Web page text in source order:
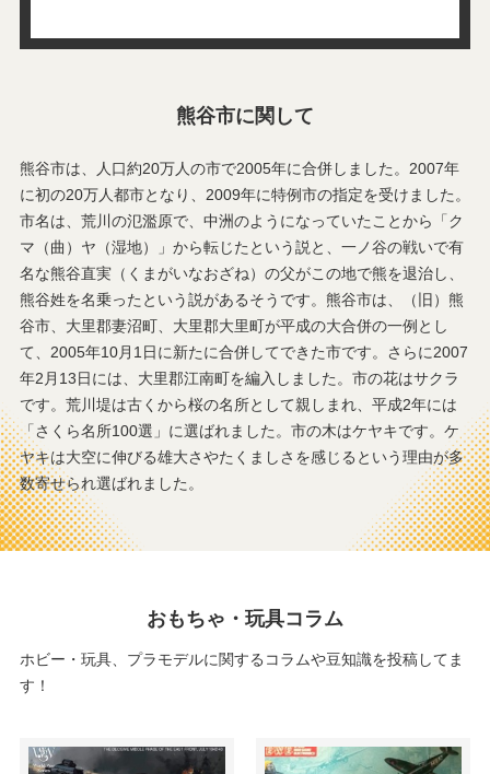
熊谷市に関して
熊谷市は、人口約20万人の市で2005年に合併しました。2007年
に初の20万人都市となり、2009年に特例市の指定を受けました。
市名は、荒川の氾濫原で、中洲のようになっていたことから「ク
マ（曲）ヤ（湿地）」から転じたという説と、一ノ谷の戦いで有
名な熊谷直実（くまがいなおざね）の父がこの地で熊を退治し、
熊谷姓を名乗ったという説があるそうです。熊谷市は、（旧）熊
谷市、大里郡妻沼町、大里郡大里町が平成の大合併の一例とし
て、2005年10月1日に新たに合併してできた市です。さらに2007
年2月13日には、大里郡江南町を編入しました。市の花はサクラ
です。荒川堤は古くから桜の名所として親しまれ、平成2年には
「さくら名所100選」に選ばれました。市の木はケヤキです。ケ
ヤキは大空に伸びる雄大さやたくましさを感じるという理由が多
数寄せられ選ばれました。
おもちゃ・玩具コラム
ホビー・玩具、プラモデルに関するコラムや豆知識を投稿してま
す！